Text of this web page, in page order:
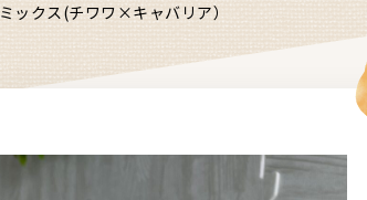
ミックス(チワワ×キャバリア）